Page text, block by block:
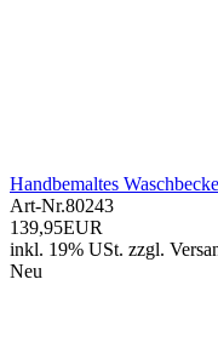
Handbemaltes
Art-Nr.80243
139,95EUR
inkl. 19% USt. zzgl.
Neu